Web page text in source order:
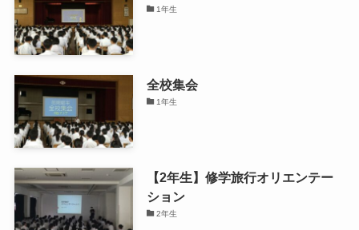
1年生
全校集会
1年生
【2年生】修学旅行オリエンテー
ション
2年生